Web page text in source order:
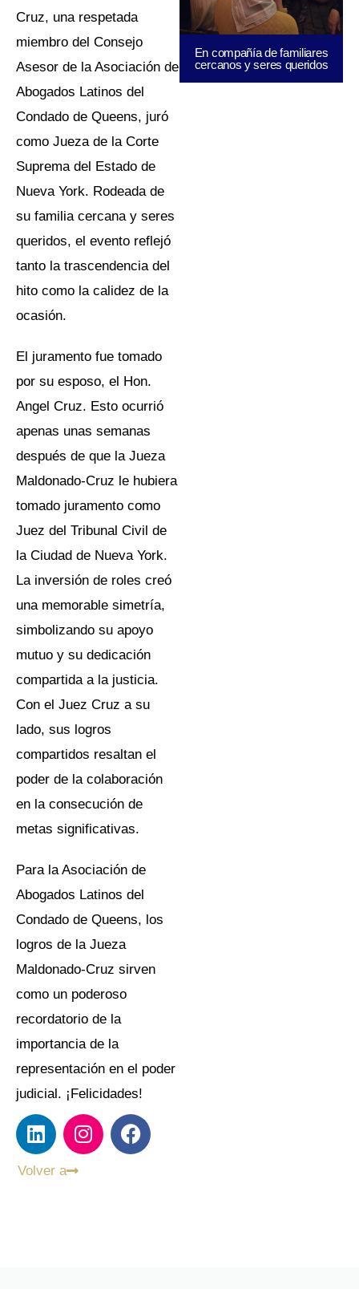
Hon. Lumarie Maldonado-
Cruz, una respetada
miembro del Consejo
Asesor de la Asociación de
Abogados Latinos del
Condado de Queens, juró
como Jueza de la Corte
Suprema del Estado de
Nueva York. Rodeada de
su familia cercana y seres
queridos, el evento reflejó
tanto la trascendencia del
hito como la calidez de la
El juramento fue tomado
por su esposo, el Hon.
Angel Cruz. Esto ocurrió
apenas unas semanas
después de que la Jueza
Maldonado-Cruz le hubiera
tomado juramento como
Juez del Tribunal Civil de
la Ciudad de Nueva York.
La inversión de roles creó
una memorable simetría,
simbolizando su apoyo
mutuo y su dedicación
compartida a la justicia.
Con el Juez Cruz a su
lado, sus logros
compartidos resaltan el
poder de la colaboración
en la consecución de
Para la Asociación de
Abogados Latinos del
Condado de Queens, los
logros de la Jueza
Maldonado-Cruz sirven
como un poderoso
recordatorio de la
importancia de la
representación en el poder
judicial. ¡Felicidades!